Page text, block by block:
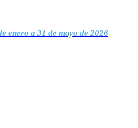
enero a 31 de mayo de 2026